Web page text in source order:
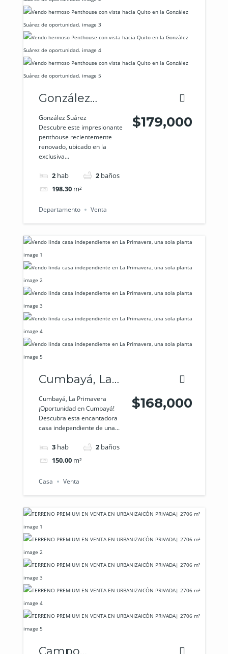
González
Suárez
González Suárez
Descubre este impresionante
penthouse recientemente
renovado, ubicado en la
exclusiva...
2 hab 2 baños
198.30 m²
$179,000
Departamento Venta
Cumbayá, La
Primavera
Cumbayá, La Primavera
¡Oportunidad en Cumbayá!
Descubra esta encantadora
casa independiente de una...
3 hab 2 baños
150.00 m²
$168,000
Casa Venta
Campo